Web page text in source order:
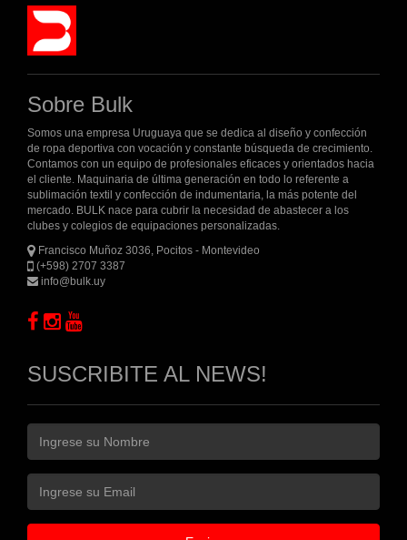
Sobre Bulk
Somos una empresa Uruguaya que se dedica al diseño y confección
de ropa deportiva con vocación y constante búsqueda de crecimiento.
Contamos con un equipo de profesionales eficaces y orientados hacia
el cliente. Maquinaria de última generación en todo lo referente a
sublimación textil y confección de indumentaria, la más potente del
mercado. BULK nace para cubrir la necesidad de abastecer a los
clubes y colegios de equipaciones personalizadas.
Francisco Muñoz 3036, Pocitos - Montevideo
(+598) 2707 3387
info@bulk.uy
SUSCRIBITE AL NEWS!